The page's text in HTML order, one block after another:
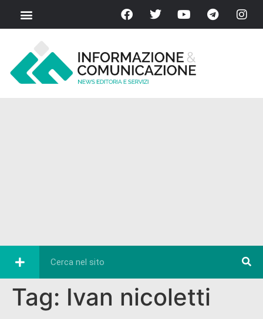
Tag: Ivan nicoletti